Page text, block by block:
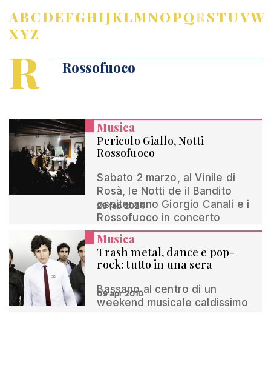
ABCDEFGHIJKLMNOPQRSTUVW
XYZ
R Rossofuoco
Musica
Pericolo Giallo, Notti
Rossofuoco
Sabato 2 marzo, al Vinile di
Rosà, le Notti de il Bandito
ospiteranno Giorgio Canali e i
Rossofuoco in concerto
28 feb 2024
Musica
Trash metal, dance e pop-
rock: tutto in una sera
Bassano al centro di un
weekend musicale caldissimo
09 apr 2010